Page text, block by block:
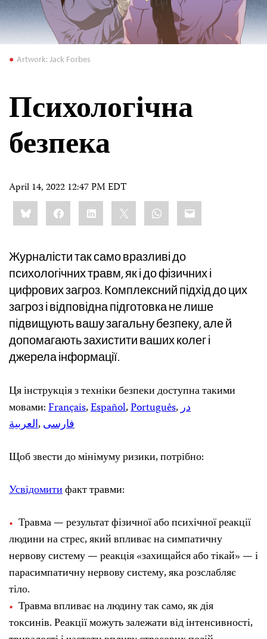
Artwork: Jack Forbes
Психологічна
безпека
April 14, 2022 12:47 PM EDT
Share
this:BlueskyFacebookLinkedIn WhatsApp
Email
Журналісти так само вразливі до
психологічних травм, як і до фізичних і
цифрових загроз. Комплексний підхід до цих
загроз і відповідна підготовка не лише
підвищують вашу загальну безпеку, але й
допомагають захистити ваших колег і
джерела інформації.
Ця інструкція з техніки безпеки доступна такими
мовами:Français,Español,Português,در
فارسی,العربية
Щоб звести до мінімуму ризики, потрібно:
Усвідомитифакт травми:
Травма — результат фізичної або психічної реакції
людини на стрес, який впливає на симпатичну
нервову систему — реакція «захищайся або тікай» — і
парасимпатичну нервову систему, яка розслабляє
тіло.
Травма впливає на людину так само, як дія
токсинів. Реакції можуть залежати від інтенсивності,